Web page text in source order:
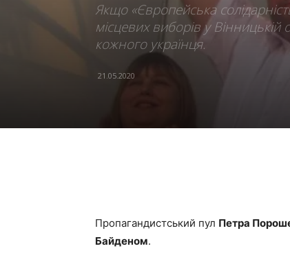
Якщо «Європейська
місцевих виборів у
кожного українця.
21.05.2020
Пропагандистський пул Петра
Байденом.